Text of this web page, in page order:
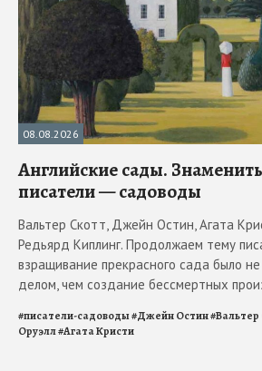
08.08.2026
Английские сады.
писатели — садоводы
Вальтер Скотт, Джейн Остин, Агата
Редьярд Киплинг. Продолжаем тему
взращивание прекрасного сада было
делом, чем создание бессмертных
#писатели-садоводы#Джейн Остин#Вальтер
Оруэлл#Агата Кристи